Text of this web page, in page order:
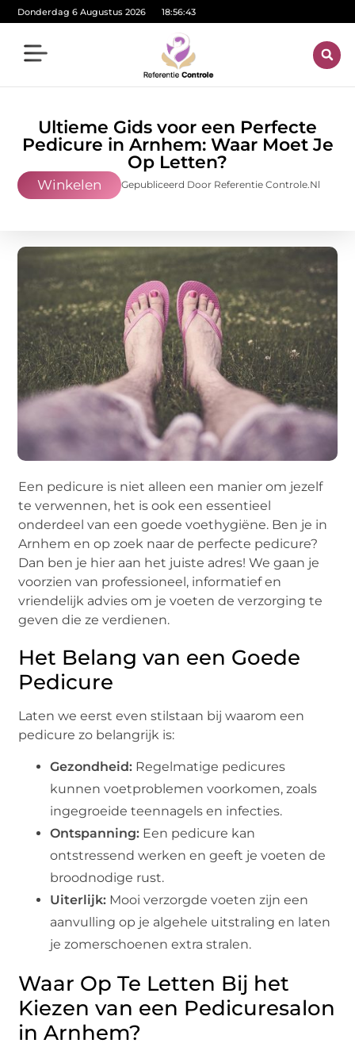
Donderdag 6 Augustus 2026 18:56:45
Ultieme Gids voor een Perfecte
Pedicure in Arnhem: Waar Moet Je
Op Letten?
Winkelen Gepubliceerd Door Referentie Controle.nl
Een pedicure is niet alleen een manier om jezelf
te verwennen, het is ook een essentieel
onderdeel van een goede voethygiëne. Ben je in
Arnhem en op zoek naar de perfecte pedicure?
Dan ben je hier aan het juiste adres! We gaan je
voorzien van professioneel, informatief en
vriendelijk advies om je voeten de verzorging te
geven die ze verdienen.
Het Belang van een Goede
Pedicure
Laten we eerst even stilstaan bij waarom een
pedicure zo belangrijk is:
Gezondheid: Regelmatige pedicures
kunnen voetproblemen voorkomen, zoals
ingegroeide teennagels en infecties.
Ontspanning: Een pedicure kan
ontstressend werken en geeft je voeten de
broodnodige rust.
Uiterlijk: Mooi verzorgde voeten zijn een
aanvulling op je algehele uitstraling en laten
je zomerschoenen extra stralen.
Waar Op Te Letten Bij het
Kiezen van een Pedicuresalon
in Arnhem?